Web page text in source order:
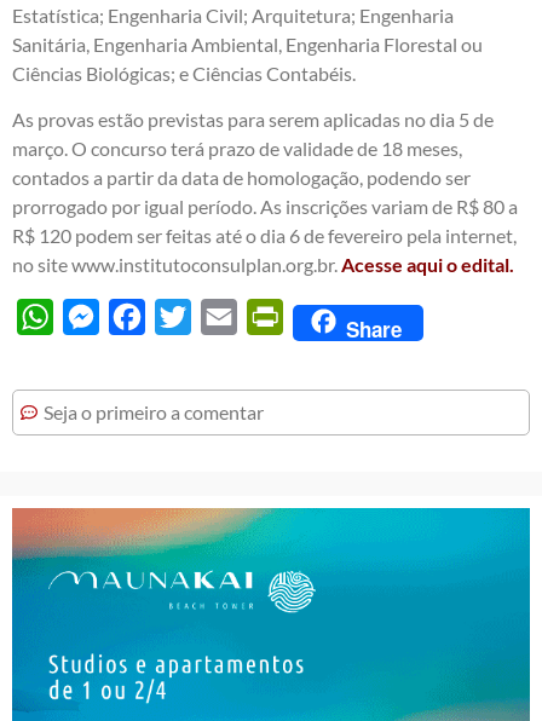
Estatística; Engenharia Civil; Arquitetura; Engenharia
Sanitária, Engenharia Ambiental, Engenharia Florestal ou
Ciências Biológicas; e Ciências Contabéis.
As provas estão previstas para serem aplicadas no dia 5 de
março. O concurso terá prazo de validade de 18 meses,
contados a partir da data de homologação, podendo ser
prorrogado por igual período. As inscrições variam de R$ 80 a
R$ 120 podem ser feitas até o dia 6 de fevereiro pela internet,
no site www.institutoconsulplan.org.br.Acesse aqui o edital.
WhatsAppMessengerFacebook
Twitter Email PrintFriendly
Share
Seja o primeiro a comentar